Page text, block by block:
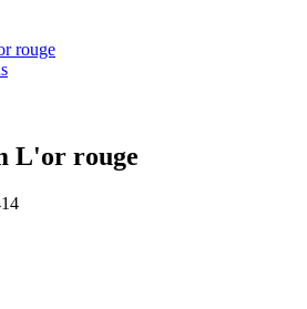
rouge
L'or rouge